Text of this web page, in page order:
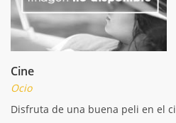
Cine
Ocio
Disfruta de una buena peli en el